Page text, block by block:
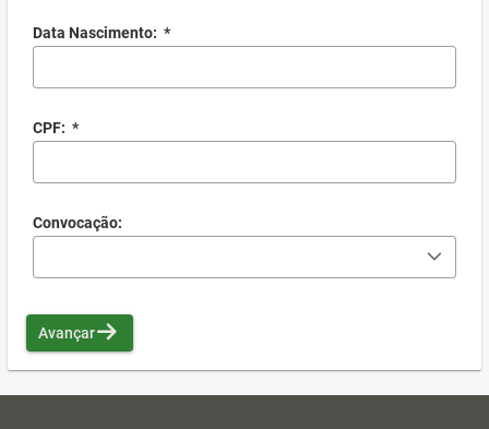
Data Nascimento: *
CPF: *
Convocação:
Avançar